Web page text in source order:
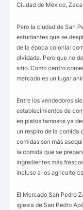
Ciudad de México,
Pero la ciudad de San
estudiantes que se
de la época colonial
olvidada. Pero que no
sitio. Como centro
mercado es un lugar
Entre los vendedores
establecimientos de
en platos famosos ya
un respiro de la comida
comidas son más
la comida que se
ingredientes más
incluso a los
El Mercado San Pedro
iglesia de San Pedro